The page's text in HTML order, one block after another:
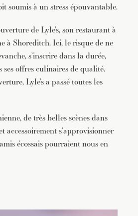
soumis à un stress épouvantable.
de Lyle’s, son restaurant à
à Shoreditch. Ici, le risque de ne
s’inscrire dans la durée,
offres culinaires de qualité.
Lyle’s a passé toutes les
de très belles scènes dans
accessoirement s’approvisionner
écossais pourraient nous en